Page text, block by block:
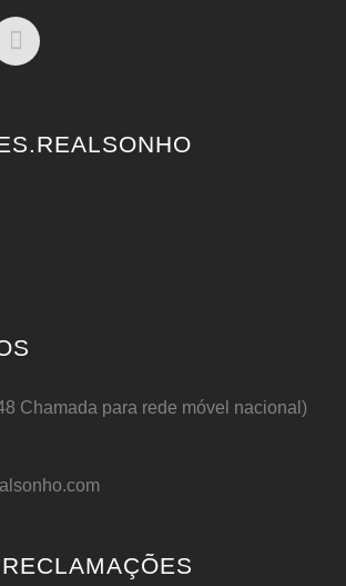
Chamada para rede móvel nacional)